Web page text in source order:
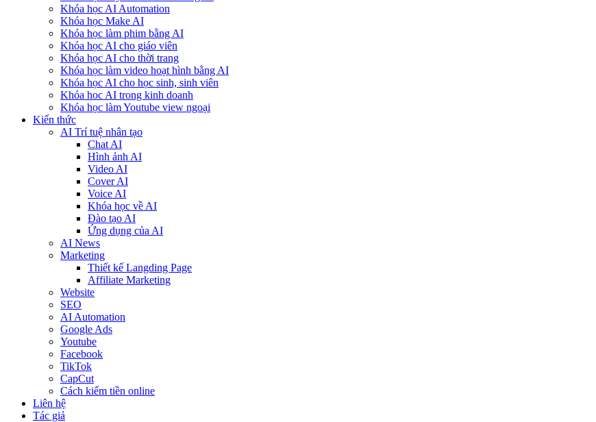
Khóa học AI Automation
Khóa học Make AI
Khóa học làm phim bằng AI
Khóa học AI cho giáo viên
Khóa học AI cho thời trang
Khóa học làm video hoạt hình bằng AI
Khóa học AI cho học sinh, sinh viên
Khóa hoc AI trong kinh doanh
Khóa học làm Youtube view ngoại
Kiến thức
AI Trí tuệ nhân tạo
Chat AI
Hình ảnh AI
Video AI
Cover AI
Voice AI
Khóa học về AI
Đào tạo AI
Ứng dụng của AI
AI News
Marketing
Thiết kế Langding Page
Affiliate Marketing
Website
SEO
AI Automation
Google Ads
Youtube
Facebook
TikTok
CapCut
Cách kiếm tiền online
Liên hệ
Tác giả